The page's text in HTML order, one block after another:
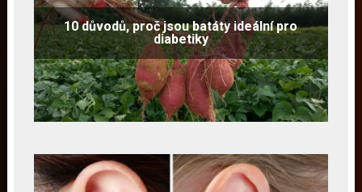
10 důvodů, proč jsou batáty ideální pro
diabetiky